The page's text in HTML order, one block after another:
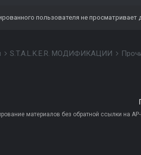
пользователя не просматривает
S.T.A.L.K.E.R. МОДИФИКАЦИИ
материалов без обратной ссылки на